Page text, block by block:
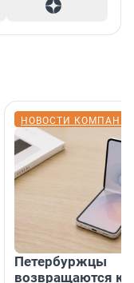
НОВОСТИ
Петербуржцы
возвращаются к